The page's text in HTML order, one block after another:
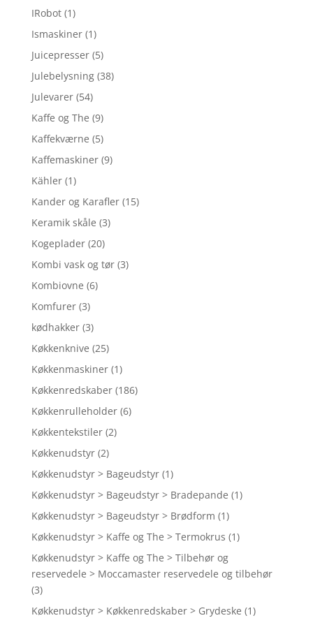
IRobot (1)
Ismaskiner (1)
Juicepresser (5)
Julebelysning (38)
Julevarer (54)
Kaffe og The (9)
Kaffekværne (5)
Kaffemaskiner (9)
Kähler (1)
Kander og Karafler (15)
Keramik skåle (3)
Kogeplader (20)
Kombi vask og tør (3)
Kombiovne (6)
Komfurer (3)
kødhakker (3)
Køkkenknive (25)
Køkkenmaskiner (1)
Køkkenredskaber (186)
Køkkenrulleholder (6)
Køkkentekstiler (2)
Køkkenudstyr (2)
Køkkenudstyr > Bageudstyr (1)
Køkkenudstyr > Bageudstyr > Bradepande (1)
Køkkenudstyr > Bageudstyr > Brødform (1)
Køkkenudstyr > Kaffe og The > Termokrus (1)
Køkkenudstyr > Kaffe og The > Tilbehør og
reservedele > Moccamaster reservedele og tilbehør
(3)
Køkkenudstyr > Køkkenredskaber > Grydeske (1)